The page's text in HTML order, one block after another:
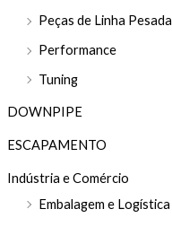
Peças de Linha Pesada
Performance
Tuning
DOWNPIPE
ESCAPAMENTO
Indústria e Comércio
Embalagem e Logística